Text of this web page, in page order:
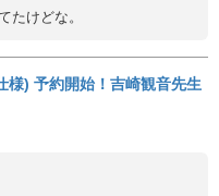
たけどな。
様) 予約開始！吉崎観音先生